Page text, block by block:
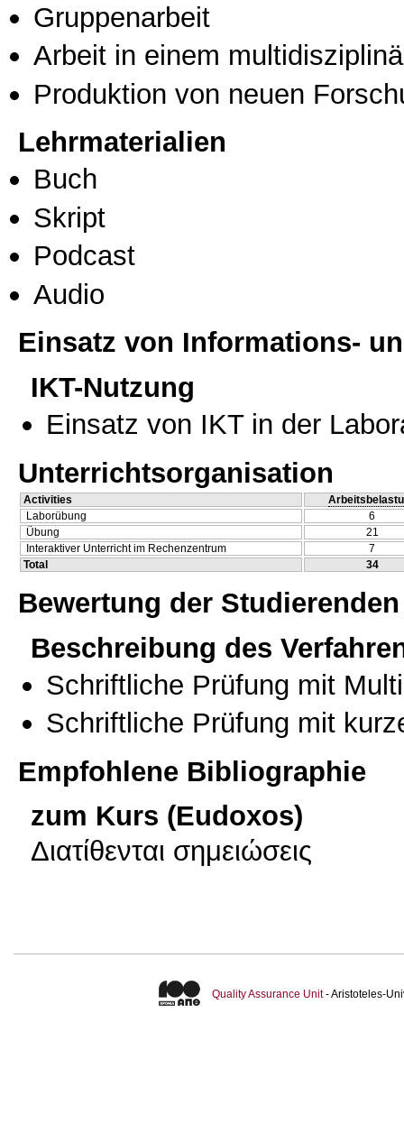
Gruppenarbeit
Arbeit in einem
Produktion von neuen
Lehrmaterialien
Buch
Skript
Podcast
Audio
Einsatz von Informations-
IKT-Nutzung
Einsatz von IKT in der
Unterrichtsorganisation
Activities
Laborübung
6
Übung
21
Interaktiver Unterricht im Rechenzentrum
7
Total
34
Bewertung der Studierenden
Beschreibung des
Schriftliche Prüfung mit
Schriftliche Prüfung mit
Empfohlene Bibliographie
zum Kurs (Eudoxos)
Διατίθενται σημειώσεις
Quality Assurance Unit- Aristoteles-